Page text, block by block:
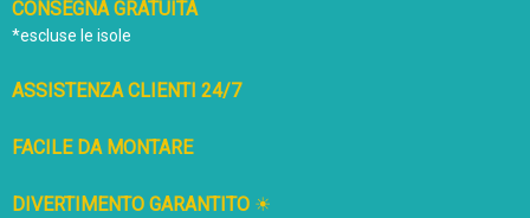
CONSEGNA GRATUITA
*escluse le isole
ASSISTENZA CLIENTI 24/7
FACILE DA MONTARE
DIVERTIMENTO GARANTITO ☀